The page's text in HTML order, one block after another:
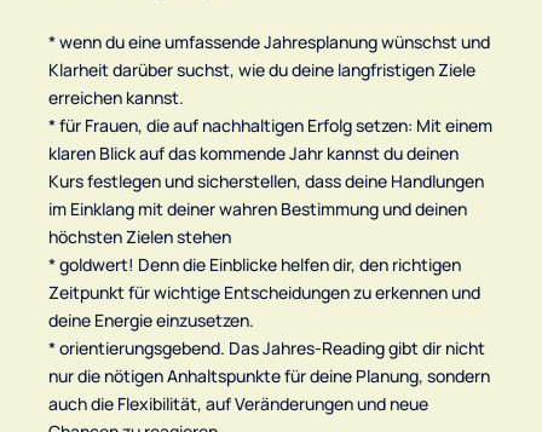
* wenn du eine umfassende Jahresplanung wünschst und
Klarheit darüber suchst, wie du deine langfristigen Ziele
erreichen kannst.
* für Frauen, die auf nachhaltigen Erfolg setzen: Mit einem
klaren Blick auf das kommende Jahr kannst du deinen
Kurs festlegen und sicherstellen, dass deine Handlungen
im Einklang mit deiner wahren Bestimmung und deinen
höchsten Zielen stehen
* goldwert! Denn die Einblicke helfen dir, den richtigen
Zeitpunkt für wichtige Entscheidungen zu erkennen und
deine Energie einzusetzen.
* orientierungsgebend. Das Jahres-Reading gibt dir nicht
nur die nötigen Anhaltspunkte für deine Planung, sondern
auch die Flexibilität, auf Veränderungen und neue